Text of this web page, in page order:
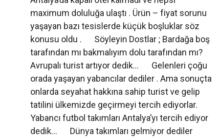
maximum doluluğa ulaştı . Ürün – fiyat sorunu
yaşayan bazı tesislerde küçük boşluklar söz
konusu oldu . Söyleyin Dostlar ; Bardağa boş
tarafından mı bakmalıyım dolu tarafından mı?
Avrupalı turist artıyor dedik… Gelenleri çoğu
orada yaşayan yabancılar dediler . Ama sonuçta
onlarda seyahat hakkına sahip turist ve gelip
tatilini ülkemizde geçirmeyi tercih ediyorlar.
Yabancı futbol takımları Antalya’yı tercih ediyor
dedik… Dünya takımları gelmiyor dediler